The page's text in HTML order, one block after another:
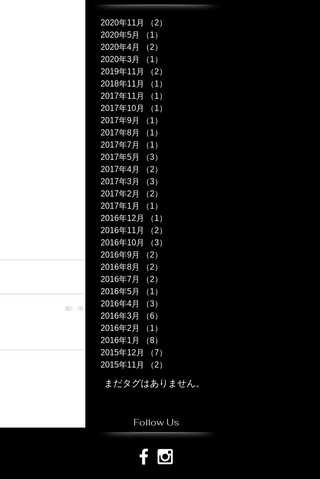
2020年11月 （2）
2020年5月
（1）
2020年4月
（2）
2020年3月
（1）
2019年11月
（2）
2018年11月
（1）
2017年11月
（1）
2017年10月
（1）
2017年9月
（1）
2017年8月
（1）
2017年7月
（1）
2017年5月
（3）
2017年4月
（2）
2017年3月
（3）
2017年2月
（2）
2017年1月
（1）
2016年12月
（1）
2016年11月
（2）
2016年10月
（3）
2016年9月
（2）
2016年8月
（2）
2016年7月
（2）
2016年5月
（1）
2016年4月
（3）
2016年3月
（6）
2016年2月
（1）
2016年1月
（8）
2015年12月
（7）
2015年11月
（2）
まだタグはありません。
Follow Us